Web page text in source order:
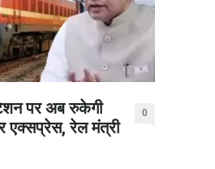
पर अब रुकेगी
एक्सप्रेस, रेल मंत्री
0